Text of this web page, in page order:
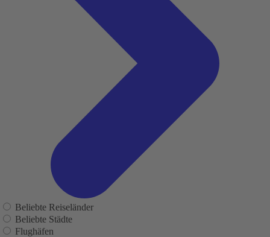
Beliebte Reiseländer
Beliebte Städte
Flughäfen